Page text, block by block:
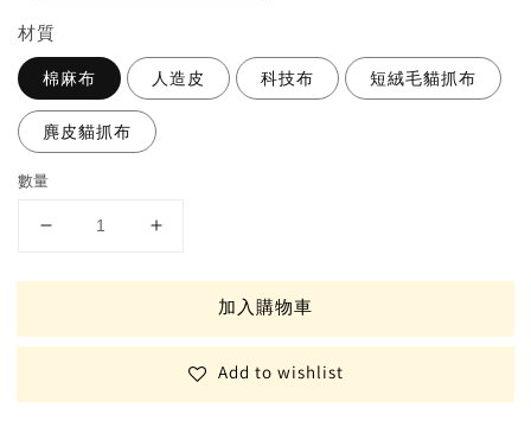
材質
棉麻布 人造皮 科技布 短絨毛貓抓布
麂皮貓抓布
數量
加入購物車
Add to wishlist